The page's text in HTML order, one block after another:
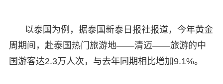
以泰国为例，据泰国新泰日报社报道，今年黄金
周期间，赴泰国热门旅游地——清迈——旅游的中
国游客达2.3万人次，与去年同期相比增加9.1%。